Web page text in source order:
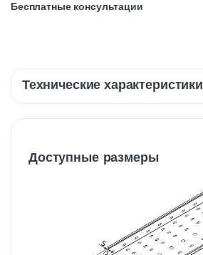
Бесплатные консультации
Технические характеристики
Описание
Доступные размеры